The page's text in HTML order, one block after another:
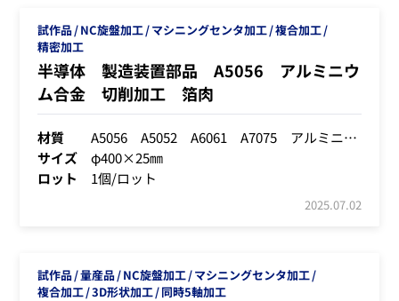
試作品 NC旋盤加工 マシニングセンタ加工 複合加工
精密加工
半導体 製造装置部品 A5056 アルミニウ
ム合金 切削加工 箔肉
材質
A5056 A5052 A6061 A7075 アルミニウム合金 全般
サイズ
φ400×25㎜
ロット
1個/ロット
2025.07.02
試作品 量産品 NC旋盤加工 マシニングセンタ加工
複合加工 3D形状加工 同時5軸加工